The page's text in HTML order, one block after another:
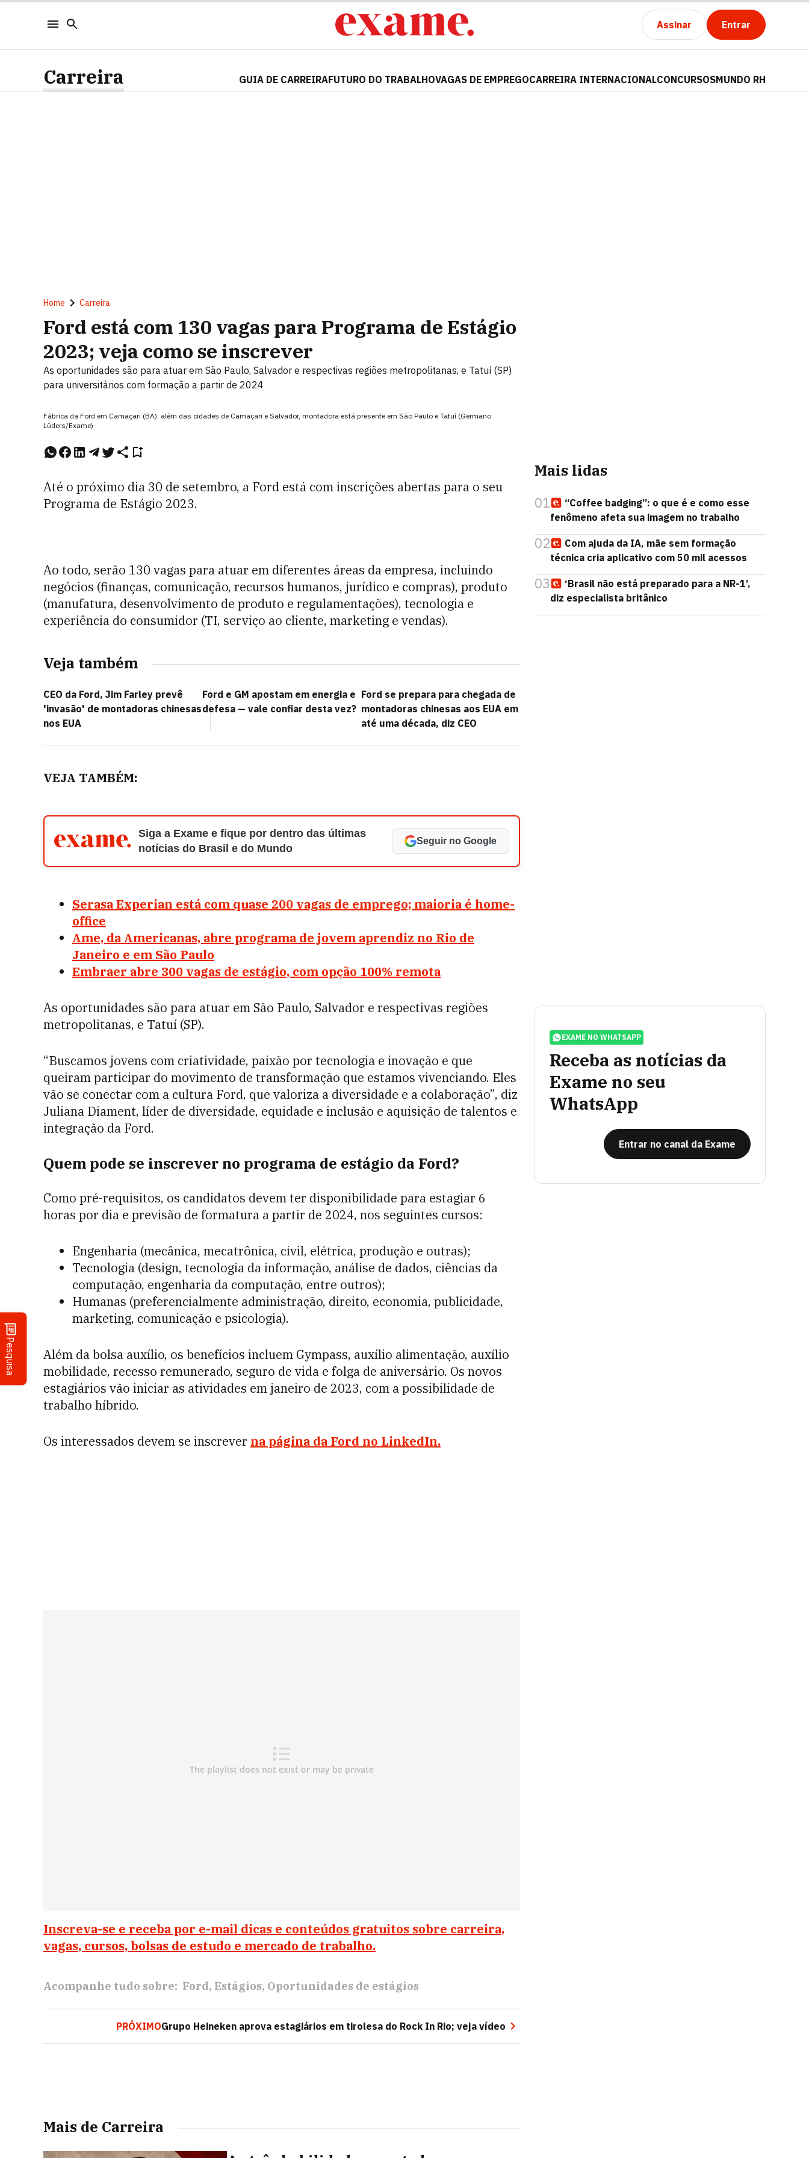
Assinar Entrar
Pesquisa
Carreira GUIA DE CARREIRAFUTURO DO TRABALHOVAGAS DE EMPREGOCARREIRA INTERNACIONALCONCURSOSMUNDO RH
Home Carreira
Ford está com 130 vagas para Programa de Estágio
2023; veja como se inscrever
As oportunidades são para atuar em São Paulo, Salvador e respectivas regiões metropolitanas, e Tatuí (SP)
para universitários com formação a partir de 2024
Fábrica da Ford em Camaçari (BA): além das cidades de Camaçari e Salvador, montadora está presente em São Paulo e Tatuí (Germano
Lüders/Exame)
Até o próximo dia 30 de setembro, a Ford está com inscrições abertas para o seu
Programa de Estágio 2023.
Ao todo, serão 130 vagas para atuar em diferentes áreas da empresa, incluindo
negócios (finanças, comunicação, recursos humanos, jurídico e compras), produto
(manufatura, desenvolvimento de produto e regulamentações), tecnologia e
experiência do consumidor (TI, serviço ao cliente, marketing e vendas).
Veja também
CEO da Ford, Jim Farley prevê
'invasão' de montadoras chinesas
nos EUA
Ford e GM apostam em energia e
defesa — vale confiar desta vez?
Ford se prepara para chegada de
montadoras chinesas aos EUA em
até uma década, diz CEO
VEJA TAMBÉM:
Siga a Exame e fique por dentro das últimas
notícias do Brasil e do Mundo
Seguir no Google
Serasa Experian está com quase 200 vagas de emprego; maioria é home-
office
Ame, da Americanas, abre programa de jovem aprendiz no Rio de
Janeiro e em São Paulo
Embraer abre 300 vagas de estágio, com opção 100% remota
As oportunidades são para atuar em São Paulo, Salvador e respectivas regiões
metropolitanas, e Tatuí (SP).
“Buscamos jovens com criatividade, paixão por tecnologia e inovação e que
queiram participar do movimento de transformação que estamos vivenciando. Eles
vão se conectar com a cultura Ford, que valoriza a diversidade e a colaboração”, diz
Juliana Diament, líder de diversidade, equidade e inclusão e aquisição de talentos e
integração da Ford.
Quem pode se inscrever no programa de estágio da Ford?
Como pré-requisitos, os candidatos devem ter disponibilidade para estagiar 6
horas por dia e previsão de formatura a partir de 2024, nos seguintes cursos:
Engenharia (mecânica, mecatrônica, civil, elétrica, produção e outras);
Tecnologia (design, tecnologia da informação, análise de dados, ciências da
computação, engenharia da computação, entre outros);
Humanas (preferencialmente administração, direito, economia, publicidade,
marketing, comunicação e psicologia).
Além da bolsa auxílio, os benefícios incluem Gympass, auxílio alimentação, auxílio
mobilidade, recesso remunerado, seguro de vida e folga de aniversário. Os novos
estagiários vão iniciar as atividades em janeiro de 2023, com a possibilidade de
trabalho híbrido.
Os interessados devem se inscrever na página da Ford no LinkedIn.
Inscreva-se e receba por e-mail dicas e conteúdos gratuitos sobre carreira,
vagas, cursos, bolsas de estudo e mercado de trabalho.
Acompanhe tudo sobre: Ford Estágios Oportunidades de estágios
PRÓXIMOGrupo Heineken aprova estagiários em tirolesa do Rock In Rio; veja vídeo
Mais de Carreira
Mais lidas
01
“Coffee badging”: o que é e como esse
fenômeno afeta sua imagem no trabalho
02
Com ajuda da IA, mãe sem formação
técnica cria aplicativo com 50 mil acessos
03
‘Brasil não está preparado para a NR-1’,
diz especialista britânico
EXAME NO WHATSAPP
Receba as notícias da
Exame no seu
WhatsApp
Entrar no canal da Exame